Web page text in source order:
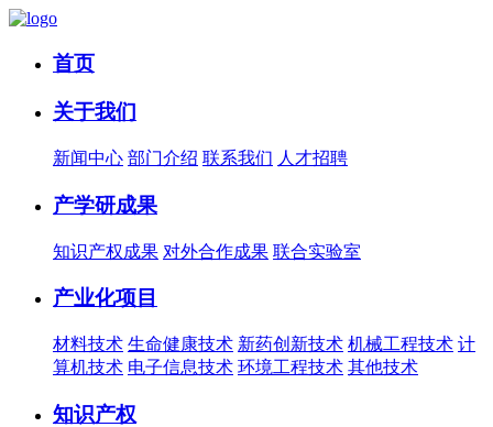
首页
关于我们
新闻中心 部门介绍 联系我们 人才招聘
产学研成果
知识产权成果 对外合作成果 联合实验室
产业化项目
材料技术 生命健康技术 新药创新技术 机械工程技术 计
算机技术 电子信息技术 环境工程技术 其他技术
知识产权